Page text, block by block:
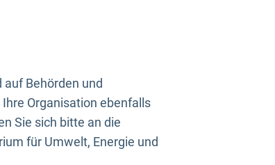
Behörden und
Organisation ebenfalls
Sie sich bitte an die
für Umwelt, Energie und